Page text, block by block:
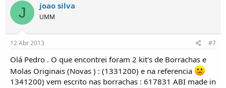
J joao silva
UMM
12 Abr 2013 #7
Olá Pedro . O que encontrei foram 2 kit's de Borrachas e
Molas Originais (Novas ) : (1331200) e na referencia
1341200) vem escrito nas borrachas : 617831 ABI made in